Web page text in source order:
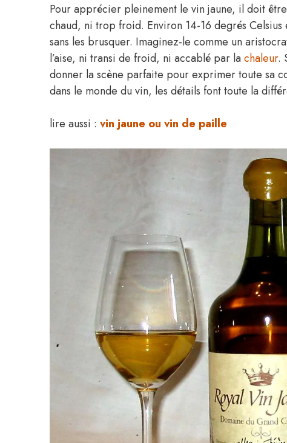
Pour apprécier pleinement le vin jaune, il doit
chaud, ni trop froid. Environ 14-16 degrés
sans les brusquer. Imaginez-le comme un
l’aise, ni transi de froid, ni accablé par lachaleur.
donner la scène parfaite pour exprimer toute sa
dans le monde du vin, les détails font toute la
lire aussi : vin jaune ou vin de paille